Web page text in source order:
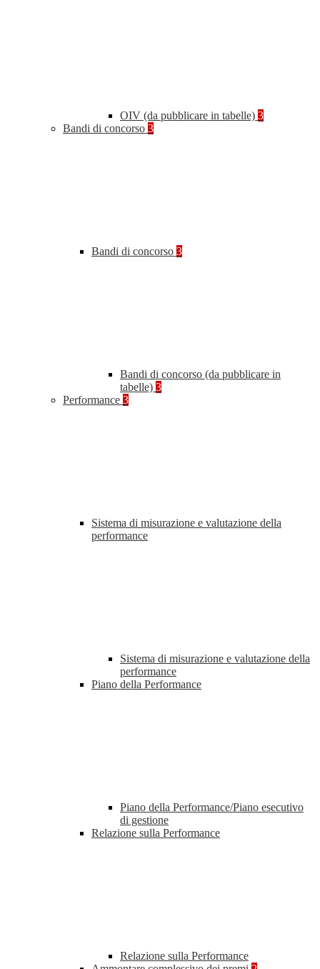
OIV (da pubblicare in tabelle) 3
Bandi di concorso 3
Bandi di concorso 3
Bandi di concorso (da pubblicare in
tabelle) 3
Performance 3
Sistema di misurazione e valutazione della
performance
Sistema di misurazione e valutazione della
performance
Piano della Performance
Piano della Performance/Piano esecutivo
di gestione
Relazione sulla Performance
Relazione sulla Performance